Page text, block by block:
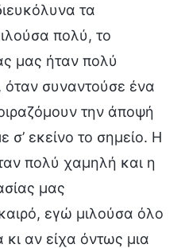
τα
πολύ, το
μας ήταν πολύ
όταν συναντούσε ένα
την άποψή
εκείνο το σημείο. Η
πολύ χαμηλή και η
μας
εγώ μιλούσα όλο
κι αν είχα όντως μια